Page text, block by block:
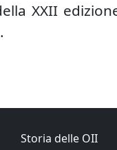
XXII
Storia delle OII